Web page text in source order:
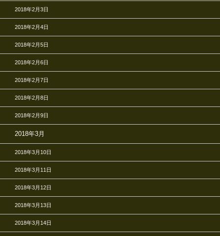
2018年2月3日
2018年2月4日
2018年2月5日
2018年2月6日
2018年2月7日
2018年2月8日
2018年2月9日
2018年3月
2018年3月10日
2018年3月11日
2018年3月12日
2018年3月13日
2018年3月14日